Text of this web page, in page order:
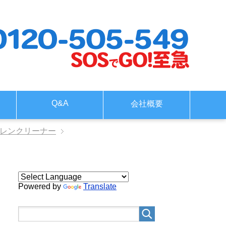
Q&A 会社概要
ンクリーナー
Powered by Translate